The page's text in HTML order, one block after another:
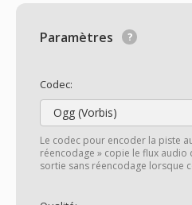
Paramètres
Codec:
Ogg (Vorbis)
Le codec pour encoder la piste
réencodage » copie le flux
sortie sans réencodage lorsque